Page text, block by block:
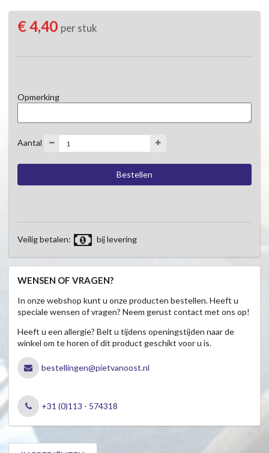
€ 4,40 per stuk
Opmerking
Aantal
Veilig betalen: bij levering
WENSEN OF VRAGEN?
In onze webshop kunt u onze producten bestellen. Heeft u
speciale wensen of vragen? Neem gerust contact met ons op!
Heeft u een allergie? Belt u tijdens openingstijden naar de
winkel om te horen of dit product geschikt voor u is.
bestellingen@pietvanoost.nl
+31 (0)113 - 574318